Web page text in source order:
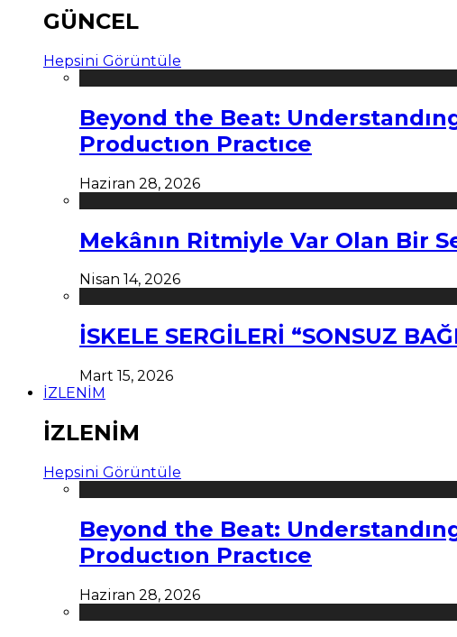
GÜNCEL
Hepsini Görüntüle
Beyond the Beat:
Productıon Practıce
Haziran 28, 2026
Mekânın Ritmiyle Var Olan Bir
Nisan 14, 2026
İSKELE SERGİLERİ “SONSUZ
Mart 15, 2026
İZLENİM
İZLENİM
Hepsini Görüntüle
Beyond the Beat:
Productıon Practıce
Haziran 28, 2026